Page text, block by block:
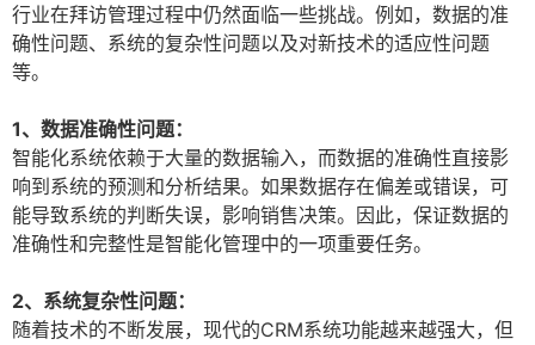
行业在拜访管理过程中仍然面临一些挑战。例如，数据的准
确性问题、系统的复杂性问题以及对新技术的适应性问题
等。
1、数据准确性问题：
智能化系统依赖于大量的数据输入，而数据的准确性直接影
响到系统的预测和分析结果。如果数据存在偏差或错误，可
能导致系统的判断失误，影响销售决策。因此，保证数据的
准确性和完整性是智能化管理中的一项重要任务。
2、系统复杂性问题：
随着技术的不断发展，现代的CRM系统功能越来越强大，但